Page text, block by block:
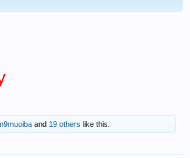
and 19 others like this.